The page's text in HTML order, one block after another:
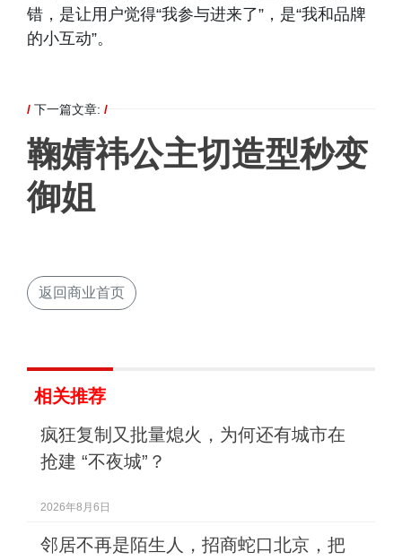
错，是让用户觉得“我参与进来了”，是“我和品牌
的小互动”。
/ 下一篇文章: /
鞠婧祎公主切造型秒变
御姐
返回商业首页
相关推荐
疯狂复制又批量熄火，为何还有城市在
抢建 “不夜城”？
2026年8月6日
邻居不再是陌生人，招商蛇口北京，把